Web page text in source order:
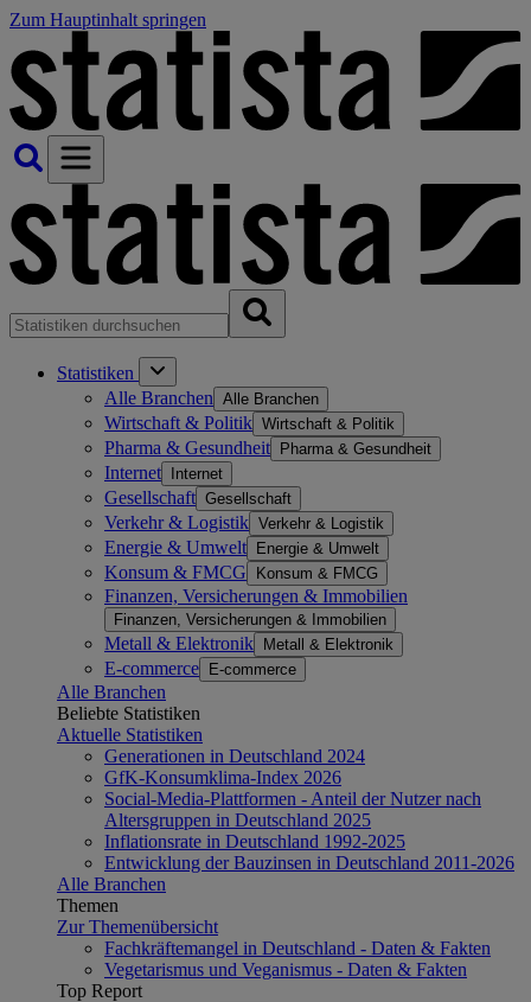
Zum Hauptinhalt springen
Statistiken
Alle Branchen Alle Branchen
Wirtschaft & Politik Wirtschaft & Politik
Pharma & Gesundheit Pharma & Gesundheit
Internet Internet
Gesellschaft Gesellschaft
Verkehr & Logistik Verkehr & Logistik
Energie & Umwelt Energie & Umwelt
Konsum & FMCG Konsum & FMCG
Finanzen, Versicherungen & Immobilien
Finanzen, Versicherungen & Immobilien
Metall & Elektronik Metall & Elektronik
E-commerce E-commerce
Alle Branchen
Beliebte Statistiken
Aktuelle Statistiken
Generationen in Deutschland 2024
GfK-Konsumklima-Index 2026
Social-Media-Plattformen - Anteil der Nutzer nach
Altersgruppen in Deutschland 2025
Inflationsrate in Deutschland 1992-2025
Entwicklung der Bauzinsen in Deutschland 2011-2026
Alle Branchen
Themen
Zur Themenübersicht
Fachkräftemangel in Deutschland - Daten & Fakten
Vegetarismus und Veganismus - Daten & Fakten
Top Report